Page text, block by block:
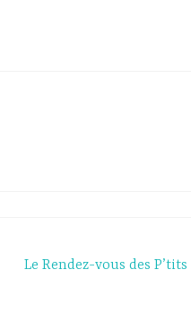
Le Rendez-vous des